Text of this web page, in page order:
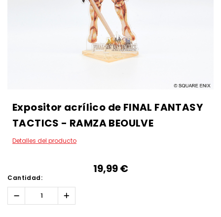
Expositor acrílico de FINAL FANTASY
TACTICS - RAMZA BEOULVE
Detalles del producto
19,99‎ ‎€
Cantidad:
Reducir
cantidad:
Aumentar
la
cantidad: